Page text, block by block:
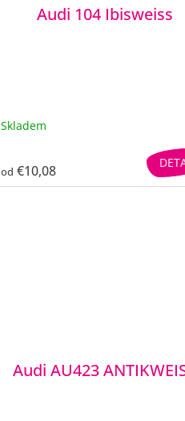
Audi 104 Ibisweiss
Skladem
od €10,08
Audi AU423